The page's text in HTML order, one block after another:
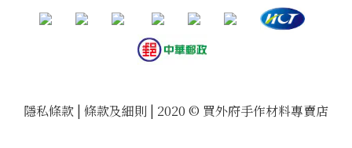
隱私條款 | 條款及細則 | 2020 © 買外府手作材料專賣店